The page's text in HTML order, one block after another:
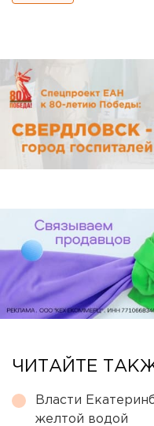
ЧИТАЙТЕ
Власти
желтой водой